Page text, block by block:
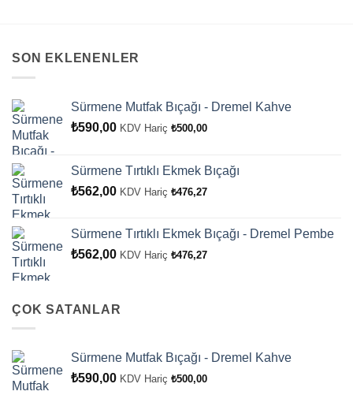
SON EKLENENLER
Sürmene Mutfak Bıçağı - Dremel Kahve
₺590,00 KDV Hariç ₺500,00
Sürmene Tırtıklı Ekmek Bıçağı
₺562,00 KDV Hariç ₺476,27
Sürmene Tırtıklı Ekmek Bıçağı - Dremel Pembe
₺562,00 KDV Hariç ₺476,27
ÇOK SATANLAR
Sürmene Mutfak Bıçağı - Dremel Kahve
₺590,00 KDV Hariç ₺500,00